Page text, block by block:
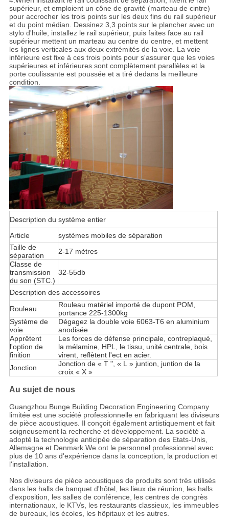
supérieur, et emploient un cône de gravité (marteau de cintre)
pour accrocher les trois points sur les deux fins du rail supérieur
et du point médian. Dessinez 3,3 points sur le plancher avec un
stylo d'huile, installez le rail supérieur, puis faites face au rail
supérieur mettent un marteau au centre du centre, et mettent
les lignes verticales aux deux extrémités de la voie. La voie
inférieure est fixe à ces trois points pour s'assurer que les voies
supérieures et inférieures sont complètement parallèles et la
porte coulissante est poussée et a tiré dedans la meilleure
condition.
Description du système entier
Article
systèmes mobiles de séparation
Taille de
séparation
2-17 mètres
Classe de
transmission
du son (STC.)
32-55db
Description des accessoires
Rouleau
Rouleau matériel importé de dupont POM,
portance 225-1300kg
Système de
voie
Dégagez la double voie 6063-T6 en aluminium
anodisée
Apprêtent
l'option de
finition
Les forces de défense principale, contreplaqué,
la mélamine, HPL, le tissu, unité centrale, bois
virent, reflètent l'ect en acier.
Jonction
Jonction de « T ", « L » juntion, juntion de la
croix « X »
Au sujet de nous
Guangzhou Bunge Building Decoration Engineering Company
limitée est une société professionnelle en fabriquant les diviseurs
de pièce acoustiques. Il conçoit également artistiquement et fait
soigneusement la recherche et développement. La société a
adopté la technologie anticipée de séparation des Etats-Unis,
Allemagne et Denmark.We ont le personnel professionnel avec
plus de 10 ans d'expérience dans la conception, la production et
l'installation.
Nos diviseurs de pièce acoustiques de produits sont très utilisés
dans les halls de banquet d'hôtel, les lieux de réunion, les halls
d'exposition, les salles de conférence, les centres de congrès
internationaux, le KTVs, les restaurants classieux, les immeubles
de bureaux, les écoles, les hôpitaux et les autres.